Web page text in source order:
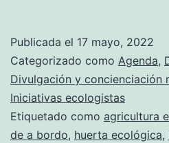
los
premios
«Málaga
Viva»
Publicada el 17 mayo, 2022
Categorizado como Agenda,
Divulgación y concienciación
Iniciativas ecologistas
Etiquetado como agricultura
de a bordo, huerta ecológica,